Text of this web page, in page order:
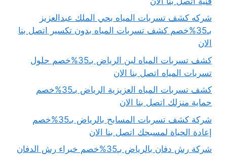
شركه كشف تسربات المياه بحي الملك عبدالعزيز
بـ35%خصم كشف تسربات المياه بدون تكسير اتصل بنا
الان
كشف تسربات المياه لبن الرياض بـ35%خصم حلول
تسربات المياه اتصل بنا الان
كشف تسربات المياه العزيزية الرياض بـ35%خصم
حماية منزلك اتصل بنا الان
شركة كشف تسربات المسابح بالرياض بـ35%خصم
إعادة الحياة لمسبحك اتصل بنا الان
شركة رش دفان بالرياض بـ35%خصم خبراء رش الدفان